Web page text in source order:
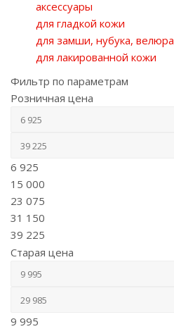
аксессуары
для гладкой кожи
для замши, нубука, велюра
для лакированной кожи
Фильтр по параметрам
Розничная цена
6 925
15 000
23 075
31 150
39 225
Старая цена
9 995